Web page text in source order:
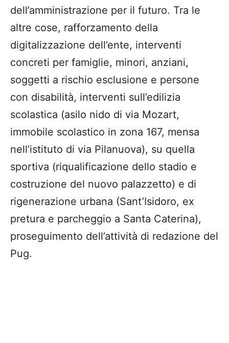
dell’amministrazione per il futuro. Tra le
altre cose, rafforzamento della
digitalizzazione dell’ente, interventi
concreti per famiglie, minori, anziani,
soggetti a rischio esclusione e persone
con disabilità, interventi sull’edilizia
scolastica (asilo nido di via Mozart,
immobile scolastico in zona 167, mensa
nell’istituto di via Pilanuova), su quella
sportiva (riqualificazione dello stadio e
costruzione del nuovo palazzetto) e di
rigenerazione urbana (Sant’Isidoro, ex
pretura e parcheggio a Santa Caterina),
proseguimento dell’attività di redazione del
Pug.